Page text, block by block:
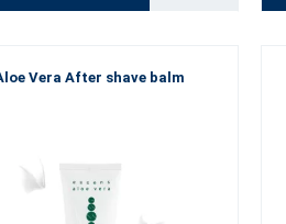
Vera After shave balm